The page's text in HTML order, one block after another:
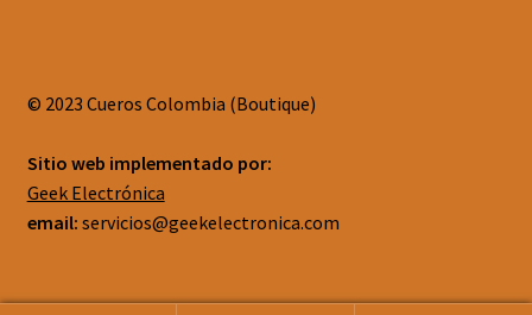
© 2023 Cueros Colombia (Boutique)
Sitio web implementado por:
Geek Electrónica
email: servicios@geekelectronica.com